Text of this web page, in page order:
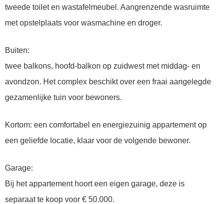
tweede toilet en wastafelmeubel. Aangrenzende wasruimte
met opstelplaats voor wasmachine en droger.
Buiten:
twee balkons, hoofd-balkon op zuidwest met middag- en
avondzon. Het complex beschikt over een fraai aangelegde
gezamenlijke tuin voor bewoners.
Kortom: een comfortabel en energiezuinig appartement op
een geliefde locatie, klaar voor de volgende bewoner.
Garage:
Bij het appartement hoort een eigen garage, deze is
separaat te koop voor € 50.000.